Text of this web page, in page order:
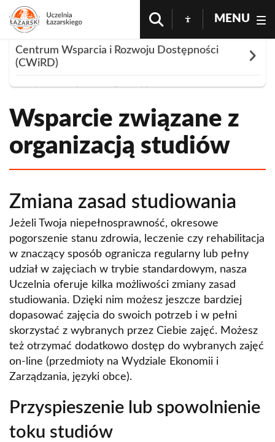
MENU
Strona Główna
Wsparcie związane z
organizacją studiów
Zmiana zasad studiowania
Jeżeli Twoja niepełnosprawność, okresowe
pogorszenie stanu zdrowia, leczenie czy rehabilitacja
w znaczący sposób ogranicza regularny lub pełny
udział w zajęciach w trybie standardowym, nasza
Uczelnia oferuje kilka możliwości zmiany zasad
studiowania. Dzięki nim możesz jeszcze bardziej
dopasować zajęcia do swoich potrzeb i w pełni
skorzystać z wybranych przez Ciebie zajęć. Możesz
też otrzymać dodatkowo dostęp do wybranych zajęć
on-line (przedmioty na Wydziale Ekonomii i
Zarządzania, języki obce).
Przyspieszenie lub spowolnienie
toku studiów
Centrum Wsparcia i Rozwoju Dostępności
(CWiRD)
Rozwiń
O Centrum
O projekcie
Wsparcie dla studentów ze szczególnymi
potrzebami
Pozostałe wsparcie oferowane przez Uczelnię
Łazarskiego
Wsparcie procesu kształcenia
Wsparcie dla pracowników Uczelni Łazarskiego
Pomoc psychologiczna
Dostępność informacyjno-komunikacyjna i
cyfrowa Uczelni Łazarskiego
Dostępna Biblioteka
Dostępność architektoniczna Uczelni Łazarskiego